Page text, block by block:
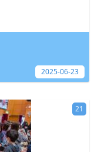
2025-06-23
21